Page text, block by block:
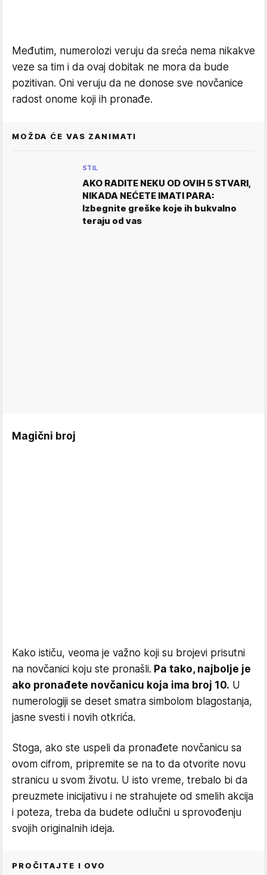
Međutim, numerolozi veruju da sreća nema nikakve
veze sa tim i da ovaj dobitak ne mora da bude
pozitivan. Oni veruju da ne donose sve novčanice
radost onome koji ih pronađe.
MOŽDA ĆE VAS ZANIMATI
STIL
AKO RADITE NEKU OD OVIH 5 STVARI,
NIKADA NEĆETE IMATI PARA:
Izbegnite greške koje ih bukvalno
teraju od vas
Magični broj
Kako ističu, veoma je važno koji su brojevi prisutni
na novčanici koju ste pronašli. Pa tako, najbolje je
ako pronađete novčanicu koja ima broj 10. U
numerologiji se deset smatra simbolom blagostanja,
jasne svesti i novih otkrića.
Stoga, ako ste uspeli da pronađete novčanicu sa
ovom cifrom, pripremite se na to da otvorite novu
stranicu u svom životu. U isto vreme, trebalo bi da
preuzmete inicijativu i ne strahujete od smelih akcija
i poteza, treba da budete odlučni u sprovođenju
svojih originalnih ideja.
PROČITAJTE I OVO